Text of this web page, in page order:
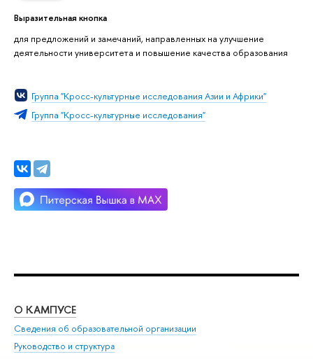
Выразительная кнопка
для предложений и замечаний, направленных на улучшение
деятельности университета и повышение качества образования
Группа "Кросс-культурные исследования Азии и Африки"
Группа "Кросс-культурные исследования"
О КАМПУСЕ
Сведения об образовательной организации
Руководство и структура